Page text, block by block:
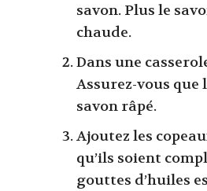
savon. Plus le
chaude.
Dans une
Assurez-vous
savon râpé.
Ajoutez les
qu’ils soient
gouttes d’huiles